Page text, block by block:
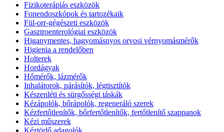
Fizikoterápiás eszközök
Fonendoszkópok és tartozékaik
Fül-orr-gégészeti eszközök
Gasztroenterológiai eszközök
Higanymentes, hagyomásnyos orvosi vérnyomásmérők
Higienia a rendelőben
Holterek
Hordágyak
Hőmérők, lázmérők
Inhalátorok, párásítók, légtisztítók
Készenléti és sürgősségi táskák
Kézápolók, bőrápolók, regeneráló szerek
Kézfertőtlenítők, bőrfertőtlenítők, fertőtlenítő szappanok
Kézi műszerek